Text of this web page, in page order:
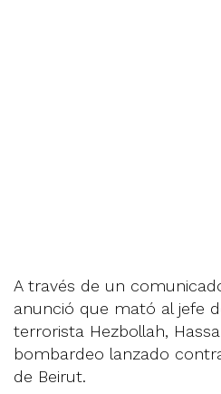
A través de un
anunció que mató al jefe
terrorista Hezbollah,
bombardeo lanzado
de Beirut.